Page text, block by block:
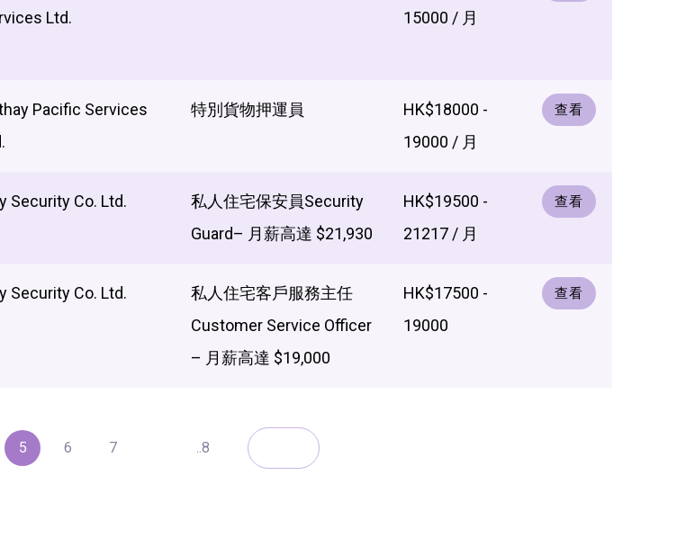
Ltd.
15000 / 月
Pacific Services
特別貨物押運員
HK$18000 -
19000 / 月
查看
Security Co. Ltd.
私人住宅保安員Security
Guard– 月薪高達 $21,930
HK$19500 -
21217 / 月
查看
Security Co. Ltd.
私人住宅客戶服務主任
Customer Service Officer
– 月薪高達 $19,000
HK$17500 -
19000
查看
5 6 7 ..8